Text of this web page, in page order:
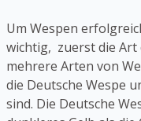
Um Wespen
wichtig, zuerst die Art
mehrere Arten von
die Deutsche Wespe
sind. Die Deutsche